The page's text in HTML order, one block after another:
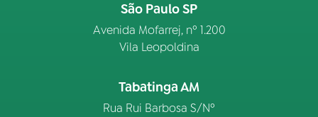
São Paulo SP
Avenida Mofarrej, nº 1.200
Vila Leopoldina
Tabatinga AM
Rua Rui Barbosa S/Nº